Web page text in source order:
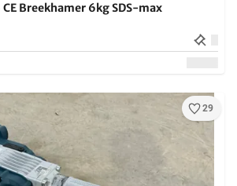
2021 Bosch GSH 5 CE Breekhamer 6kg SDS-max
29